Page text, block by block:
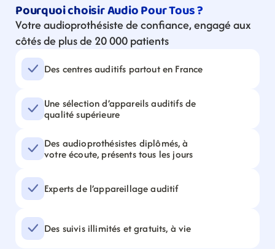
Pourquoi choisir Audio Pour Tous ?
Votre audioprothésiste de confiance, engagé aux
côtés de plus de 20 000 patients
Des centres auditifs partout en France
Une sélection d’appareils auditifs de
qualité supérieure
Des audioprothésistes diplômés, à
votre écoute, présents tous les jours
Experts de l’appareillage auditif
Des suivis illimités et gratuits, à vie